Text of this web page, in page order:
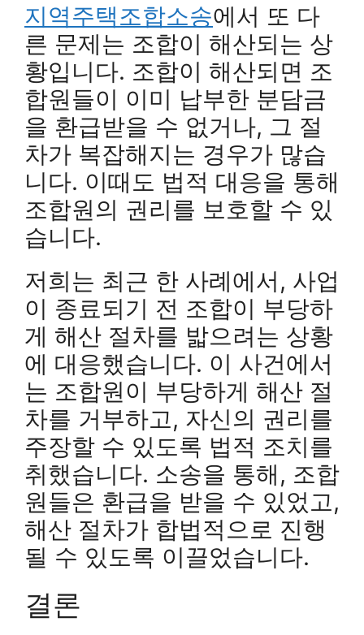
지역주택조합소송에서 또 다
른 문제는 조합이 해산되는 상
황입니다. 조합이 해산되면 조
합원들이 이미 납부한 분담금
을 환급받을 수 없거나, 그 절
차가 복잡해지는 경우가 많습
니다. 이때도 법적 대응을 통해
조합원의 권리를 보호할 수 있
습니다.
저희는 최근 한 사례에서, 사업
이 종료되기 전 조합이 부당하
게 해산 절차를 밟으려는 상황
에 대응했습니다. 이 사건에서
는 조합원이 부당하게 해산 절
차를 거부하고, 자신의 권리를
주장할 수 있도록 법적 조치를
취했습니다. 소송을 통해, 조합
원들은 환급을 받을 수 있었고,
해산 절차가 합법적으로 진행
될 수 있도록 이끌었습니다.
결론